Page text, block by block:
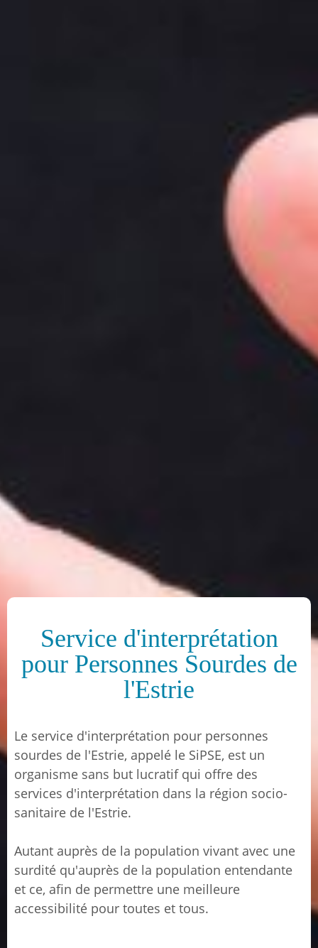
Service d'interprétation
pour Personnes Sourdes de
l'Estrie
Le service d'interprétation pour personnes
sourdes de l'Estrie, appelé le SiPSE, est un
organisme sans but lucratif qui offre des
services d'interprétation dans la région socio-
sanitaire de l'Estrie.
Autant auprès de la population vivant avec une
surdité qu'auprès de la population entendante
et ce, afin de permettre une meilleure
accessibilité pour toutes et tous.